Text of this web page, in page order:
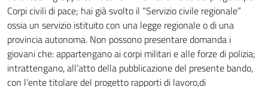
Corpi civili di pace; hai già svolto il “Servizio civile regionale”
ossia un servizio istituito con una legge regionale o di una
provincia autonoma. Non possono presentare domanda i
giovani che: appartengano ai corpi militari e alle forze di polizia;
intrattengano, all’atto della pubblicazione del presente bando,
con l’ente titolare del progetto rapporti di lavoro,di